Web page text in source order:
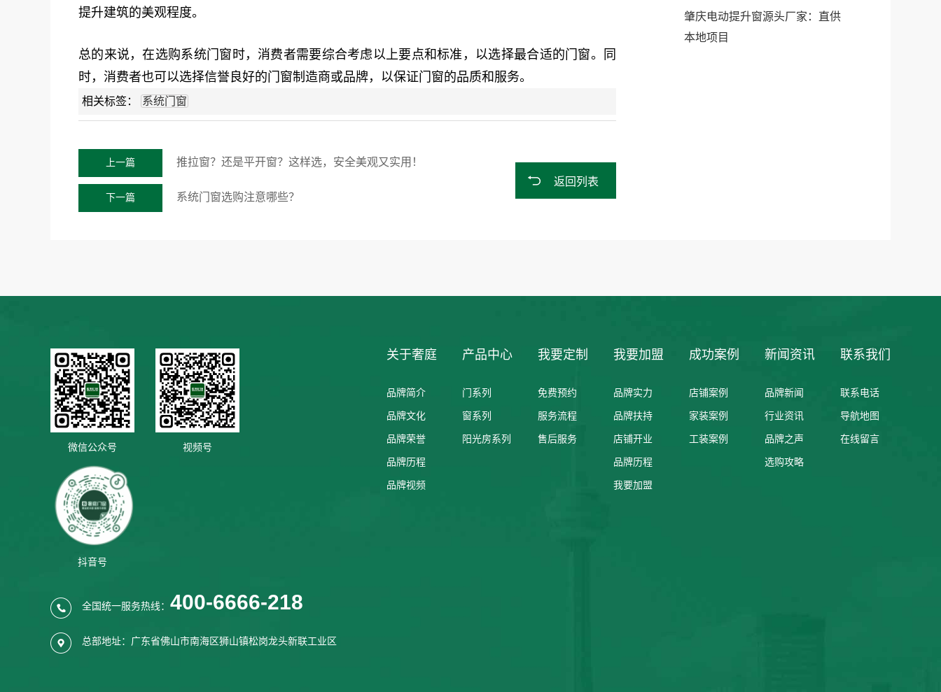
提升建筑的美观程度。
总的来说，在选购系统门窗时，消费者需要综合考虑以上要点和标准，以选择最合适的门窗。同
时，消费者也可以选择信誉良好的门窗制造商或品牌，以保证门窗的品质和服务。
相关标签： 系统门窗
上一篇 推拉窗？还是平开窗？这样选，安全美观又实用！
下一篇 系统门窗选购注意哪些？
返回列表
肇庆电动提升窗源头厂家：直供
本地项目
微信公众号 视频号
抖音号
全国统一服务热线： 400-6666-218
总部地址：广东省佛山市南海区狮山镇松岗龙头新联工业区
关于奢庭
品牌简介
品牌文化
品牌荣誉
品牌历程
品牌视频
产品中心
门系列
窗系列
阳光房系列
我要定制
免费预约
服务流程
售后服务
我要加盟
品牌实力
品牌扶持
店铺开业
品牌历程
我要加盟
成功案例
店铺案例
家装案例
工装案例
新闻资讯
品牌新闻
行业资讯
品牌之声
选购攻略
联系我们
联系电话
导航地图
在线留言